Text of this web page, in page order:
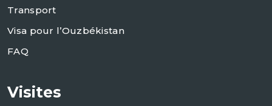
Transport
Visa pour l’Ouzbékistan
FAQ
Visites